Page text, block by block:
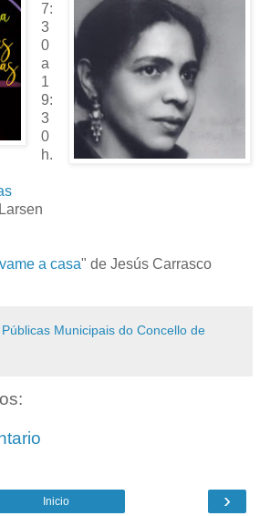
7:
3
0
a
1
9:
3
0
h.
a casa" de Jesús Carrasco
Municipais do Concello de
›
Inicio